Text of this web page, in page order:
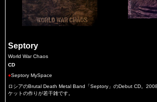
Septory
World War Chaos
CD
●Septory MySpace
ロシアのBrutal Death Metal Band「Septory」のDebut CD。
ケットの作りが若干雑です。